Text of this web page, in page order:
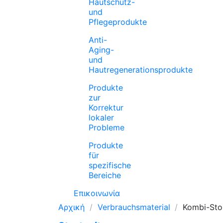
und
Pflegeprodukte
Anti-
Aging-
und
Hautregenerationsprodukte
Produkte
zur
Korrektur
lokaler
Probleme
Produkte
für
spezifische
Bereiche
Επικοινωνία
Αρχική
Verbrauchsmaterial Kombi-